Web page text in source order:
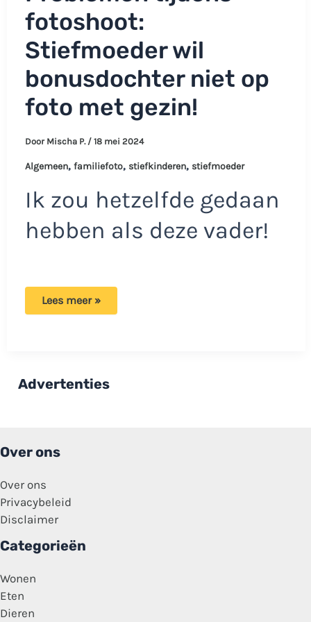
fotoshoot:
Stiefmoeder wil
bonusdochter niet op
foto met gezin!
Door Mischa P. / 18 mei 2024
Algemeen, familiefoto, stiefkinderen, stiefmoeder
Ik zou hetzelfde gedaan
hebben als deze vader!
Problemen
foto
Lees meer »
Advertenties
Over ons
Over ons
Privacybeleid
Disclaimer
Categorieën
Wonen
Eten
Dieren